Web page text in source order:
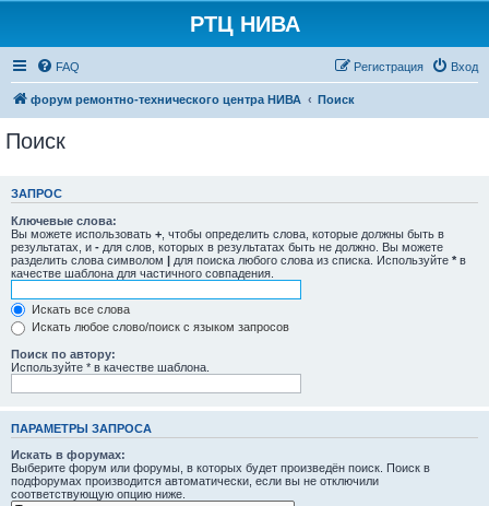
РТЦ НИВА
FAQ Вход
Регистрация
форум ремонтно-технического центра НИВА Поиск
Поиск
ЗАПРОС
Ключевые слова:
Вы можете использовать + , чтобы определить слова, которые должны быть в
результатах, и - для слов, которых в результатах быть не должно. Вы можете
разделить слова символом | для поиска любого слова из списка. Используйте * в
качестве шаблона для частичного совпадения.
Искать все слова
Искать любое слово/поиск с языком запросов
Поиск по автору:
Используйте * в качестве шаблона.
ПАРАМЕТРЫ ЗАПРОСА
Искать в форумах:
Выберите форум или форумы, в которых будет произведён поиск. Поиск в
подфорумах производится автоматически, если вы не отключили
соответствующую опцию ниже.